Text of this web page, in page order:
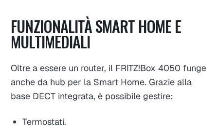
FUNZIONALITÀ SMART HOME E
MULTIMEDIALI
Oltre a essere un router, il FRITZ!Box 4050 funge
anche da hub per la Smart Home. Grazie alla
base DECT integrata, è possibile gestire:
Termostati.